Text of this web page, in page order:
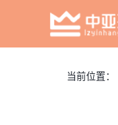
当前位置：